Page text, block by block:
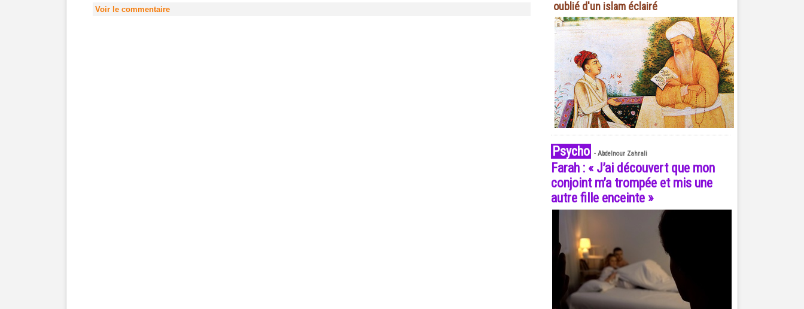
Voir le commentaire
oublié d'un islam éclairé
Psycho - Abdelnour Zahrali
Farah : « J’ai découvert que mon
conjoint m’a trompée et mis une
autre fille enceinte »